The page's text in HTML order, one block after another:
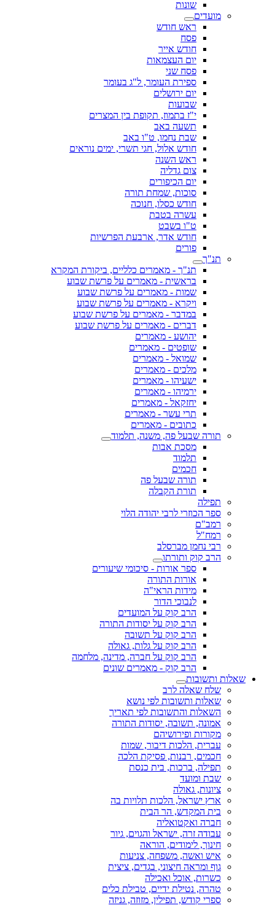
שונות
מועדים
ראש חודש
פסח
חודש אייר
יום העצמאות
פסח שני
ספירת העומר, ל"ג בעומר
יום ירושלים
שבועות
י"ז בתמוז, תקופת בין המצרים
תשעה באב
שבת נחמו, ט"ו באב
חודש אלול, חגי תשרי, ימים נוראים
ראש השנה
צום גדליה
יום הכיפורים
סוכות, שמחת תורה
חודש כסלו, חנוכה
עשרה בטבת
ט"ו בשבט
חודש אדר, ארבעת הפרשיות
פורים
תנ"ך
תנ"ך - מאמרים כלליים, ביקורת המקרא
בראשית - מאמרים על פרשת שבוע
שמות - מאמרים על פרשת שבוע
ויקרא - מאמרים על פרשת שבוע
במדבר - מאמרים על פרשת שבוע
דברים - מאמרים על פרשת שבוע
יהושע - מאמרים
שופטים - מאמרים
שמואל - מאמרים
מלכים - מאמרים
ישעיהו - מאמרים
ירמיהו - מאמרים
יחזקאל - מאמרים
תרי עשר - מאמרים
כתובים - מאמרים
תורה שבעל פה, משנה, תלמוד
מסכת אבות
תלמוד
חכמים
תורה שבעל פה
תורת הקבלה
תפילה
ספר הכוזרי לרבי יהודה הלוי
רמב"ם
רמח"ל
רבי נחמן מברסלב
הרב קוק ותורתו
ספר אורות - סיכומי שיעורים
אורות התורה
מידות הראי"ה
לנבוכי הדור
הרב קוק על המועדים
הרב קוק על יסודות התורה
הרב קוק על תשובה
הרב קוק על גלות, גאולה
הרב קוק על חברה, מדינה, מלחמה
הרב קוק - מאמרים שונים
שאלות ותשובות
שלח שאלה לרב
שאלות ותשובות לפי נושא
השאלות והתשובות לפי תאריך
אמונה, תשובה, יסודות התורה
מקורות ופירושיהם
עברית, הלכות דיבור, שמות
חכמים, רבנות, פסיקת הלכה
תפילה, ברכות, בית כנסת
שבת ומועד
ציונות, גאולה
ארץ ישראל, הלכות תלויות בה
בית המקדש, הר הבית
חברה ואקטואליה
עבודה זרה, ישראל והגוים, גיור
חינוך, לימודים, הוראה
איש ואשה, משפחה, צניעות
גוף ומראה חיצוני, בגדים, ציצית
כשרות, אוכל ואכילה
טהרה, נטילת ידיים, טבילת כלים
ספרי קודש, תפילין, מזוזה, גניזה